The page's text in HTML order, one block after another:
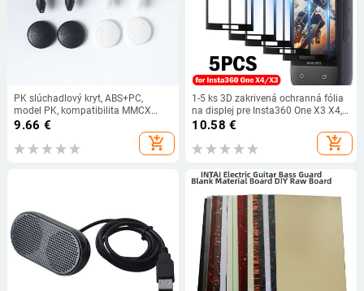
PK slúchadlový kryt, ABS+PC,
model PK, kompatibilita MMCX
PK1/PK2/A8, OEM k dispozícii
9.66 €
add_shopping_cart
1-5 ks 3D zakrivená ochranná fólia
na displej pre Insta360 One X3 X4,
ochranná fólia na displej pre akčné
videokamery Insta360 One X4
10.58 €
add_shopping_cart